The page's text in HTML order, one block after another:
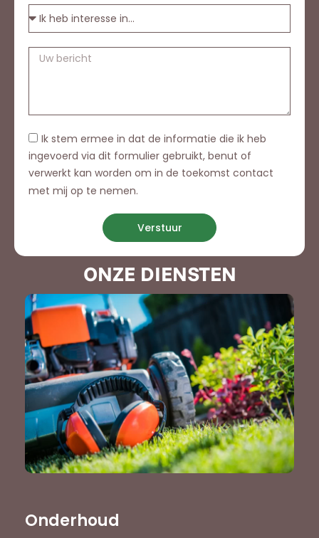
Ik stem ermee in dat de informatie die ik heb
ingevoerd via dit formulier gebruikt, benut of
verwerkt kan worden om in de toekomst contact
met mij op te nemen.
Verstuur
ONZE DIENSTEN
Onderhoud